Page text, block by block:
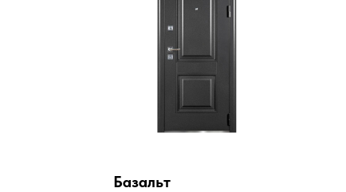
Базальт